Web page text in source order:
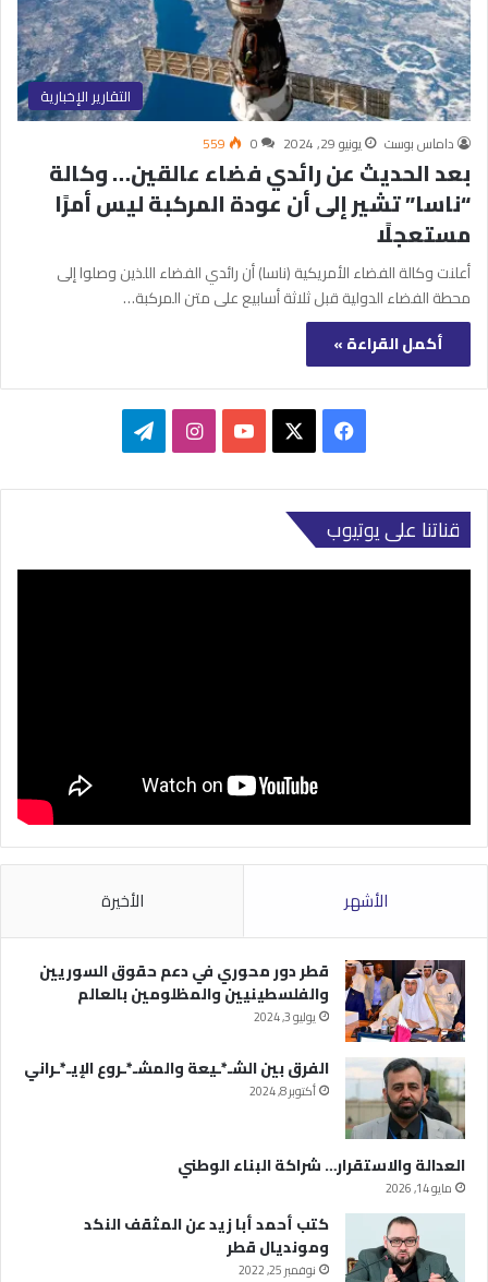
التقارير الإخبارية
داماس بوست يونيو 29, 2024 0
559
بعد الحديث عن رائدي فضاء عالقين… وكالة
“ناسا” تشير إلى أن عودة المركبة ليس أمرًا
مستعجلًا
أعلنت وكالة الفضاء الأمريكية (ناسا) أن رائدي الفضاء اللذين وصلوا إلى
محطة الفضاء الدولية قبل ثلاثة أسابيع على متن المركبة…
أكمل القراءة »
فيسبوك ‫YouTubeانستقرامتيلقرام
قناتنا على يوتيوب
الأشهر الأخيرة
قطر دور محوري في دعم حقوق السوريين
والفلسطينيين والمظلومين بالعالم
يوليو 3, 2024
الفرق بين الشـ*ـيعة والمشـ*ـروع الإيـ*ـراني
أكتوبر 8, 2024
العدالة والاستقرار… شراكة البناء الوطني
مايو 14, 2026
كتب أحمد أبا زيد عن المثقف النكد
ومونديال قطر
نوفمبر 25, 2022